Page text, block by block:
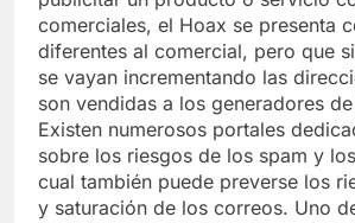
comerciales, el Hoax se presenta
diferentes al comercial, pero que
se vayan incrementando las
son vendidas a los generadores
Existen numerosos portales
sobre los riesgos de los spam y
cual también puede preverse los
y saturación de los correos. Uno